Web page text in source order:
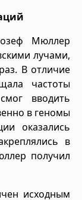
Мюллер
лучами,
В отличие
частоты
вводить
в геномы
оказались
в
получил
исходным